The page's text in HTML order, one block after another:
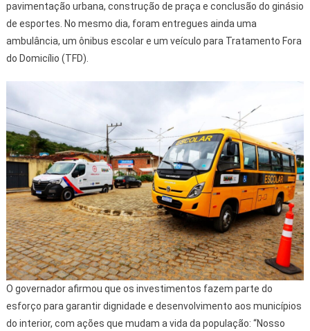
pavimentação urbana, construção de praça e conclusão do ginásio
de esportes. No mesmo dia, foram entregues ainda uma
ambulância, um ônibus escolar e um veículo para Tratamento Fora
do Domicílio (TFD).
O governador afirmou que os investimentos fazem parte do
esforço para garantir dignidade e desenvolvimento aos municípios
do interior, com ações que mudam a vida da população: “Nosso